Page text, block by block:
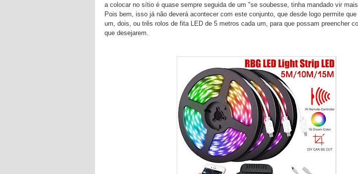
a colocar no sítio é quase sempre seguida de um "se soubesse, tinha mandado vir
Pois bem, isso já não deverá acontecer com este conjunto, que desde logo permite
um, dois, ou três rolos de fita LED de 5 metros cada um, para que possam preencher
que desejarem.